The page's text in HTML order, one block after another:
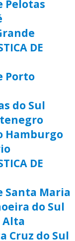
Pelotas
DE
Porto
do Sul
Hamburgo
DE
Santa Maria
do Sul
Alta
Cruz do Sul